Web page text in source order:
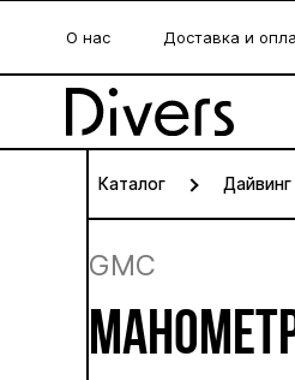
О нас Доставка и
Каталог Дайвинг
GMC